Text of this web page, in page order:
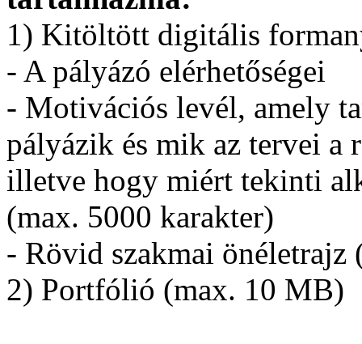
1) Kitöltött digitális
- A pályázó elérhetőségei
- Motivációs levél, amely
pályázik és mik az tervei a
illetve hogy miért tekinti
(max. 5000 karakter)
- Rövid szakmai önéletrajz
2) Portfólió (max. 10 MB)